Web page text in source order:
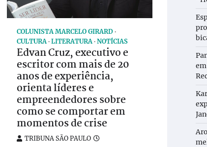
COLUNISTA MARCELO GIRARD
CULTURA LITERATURA NOTÍCIAS
Edvan Cruz, executivo e
escritor com mais de 20
anos de experiência,
orienta líderes e
empreendedores sobre
como se comportar em
momentos de crise
TRIBUNA SÃO PAULO